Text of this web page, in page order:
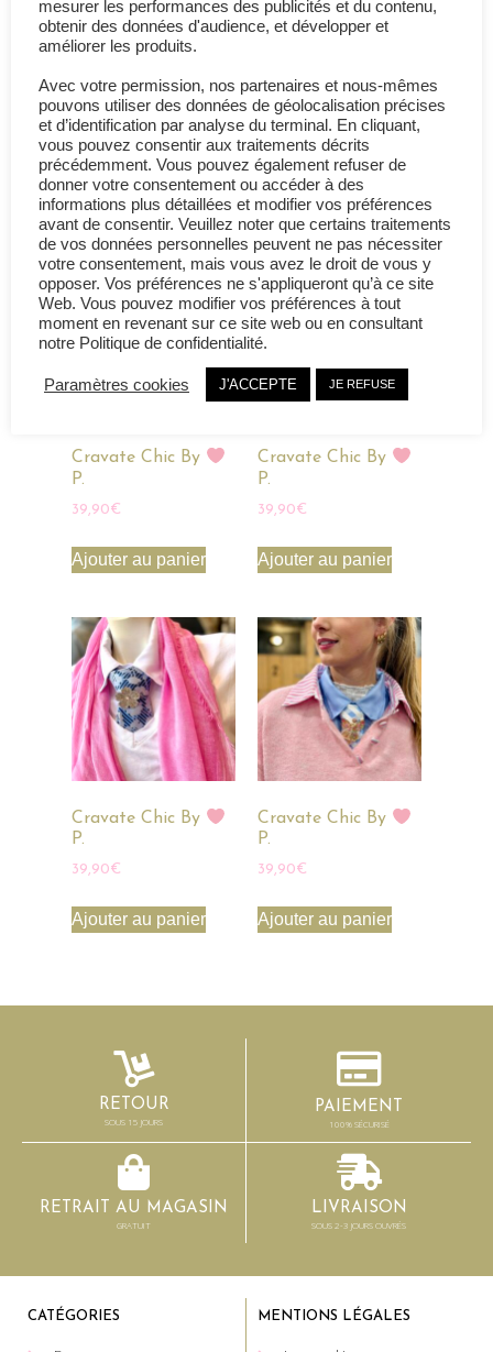
Description
Création disponible uniquement sur le web.
Prenez le temps de regarder
nos autres tenues...
Cravate Chic By
P.
39,90€
Ajouter au panier
Cravate Chic By
P.
39,90€
Ajouter au panier
Cravate Chic By
P.
39,90€
Ajouter au panier
Cravate Chic By
P.
39,90€
Ajouter au panier
RETOUR
SOUS 15 JOURS
PAIEMENT
100% SÉCURISÉ
RETRAIT AU MAGASIN
GRATUIT
LIVRAISON
SOUS 2-3 JOURS OUVRÉS
CATÉGORIES MENTIONS LÉGALES
mesurer les performances des publicités et du contenu,
obtenir des données d'audience, et développer et
améliorer les produits.
Avec votre permission, nos partenaires et nous-mêmes
pouvons utiliser des données de géolocalisation précises
et d’identification par analyse du terminal. En cliquant,
vous pouvez consentir aux traitements décrits
précédemment. Vous pouvez également refuser de
donner votre consentement ou accéder à des
informations plus détaillées et modifier vos préférences
avant de consentir. Veuillez noter que certains traitements
de vos données personnelles peuvent ne pas nécessiter
votre consentement, mais vous avez le droit de vous y
opposer. Vos préférences ne s'appliqueront qu’à ce site
Web. Vous pouvez modifier vos préférences à tout
moment en revenant sur ce site web ou en consultant
notre Politique de confidentialité.
Paramètres cookies J'ACCEPTE JE REFUSE